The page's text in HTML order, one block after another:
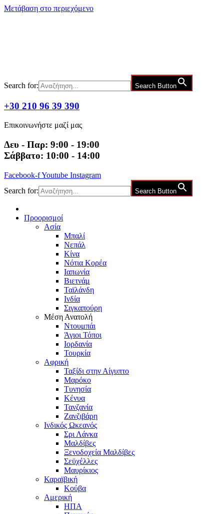
Μετάβαση στο περιεχόμενο
Search for: Search Button
+30 210 96 39 390
Επικοινωνήστε μαζί μας
Δευ - Παρ: 9:00 - 19:00
Σάββατο: 10:00 - 14:00
Facebook-fYoutube Instagram
Search for:
Search Button
Προορισμοί
Ασία
Μπαλί
Νεπάλ
Κίνα
Νότια Κορέα
Ιαπωνία
Βιετνάμ
Ταϊλάνδη
Ινδία
Σιγκαπούρη
Μέση Ανατολή
Ντουμπάι
Άγιοι Τόποι
Ιορδανία
Τουρκία
Αφρική
Ταξίδι στην Αίγυπτο
Μαρόκο
Τυνησία
Κένυα
Τανζανία
Ζανζιβάρη
Ινδικός Ωκεανός
Σρι Λάνκα
Μαλδίβες
Ξενοδοχεία Μαλδίβες
Σεϋχέλλες
Μαυρίκιος
Καραϊβική
Κούβα
Αμερική
ΗΠΑ